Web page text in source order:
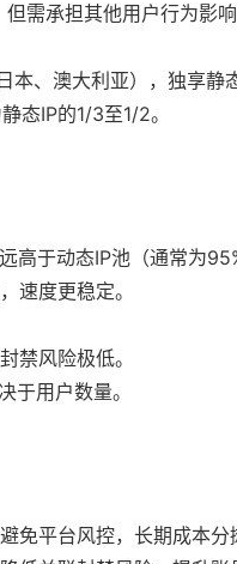
需承担其他用户行为影响
、澳大利亚），独享静
态IP的1/3至1/2。
高于动态IP池（通常为
速度更稳定。
禁风险极低。
于用户数量。
免平台风控，长期成本分